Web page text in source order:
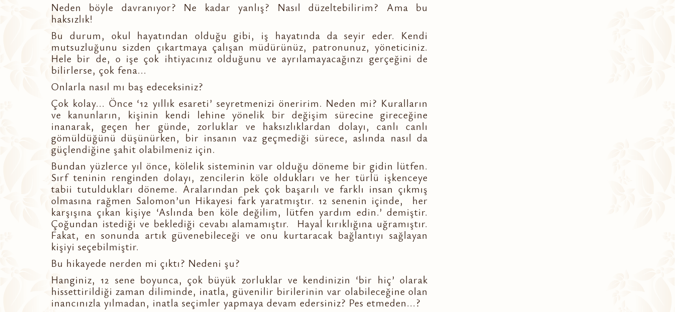
Neden böyle davranıyor? Ne kadar yanlış? Nasıl düzeltebilirim? Ama bu
haksızlık!
Bu durum, okul hayatından olduğu gibi, iş hayatında da seyir eder. Kendi
mutsuzluğunu sizden çıkartmaya çalışan müdürünüz, patronunuz, yöneticiniz.
Hele bir de, o işe çok ihtiyacınız olduğunu ve ayrılamayacağınzı gerçeğini de
bilirlerse, çok fena...
Onlarla nasıl mı baş edeceksiniz?
Çok kolay... Önce ‘12 yıllık esareti’ seyretmenizi öneririm. Neden mi? Kuralların
ve kanunların, kişinin kendi lehine yönelik bir değişim sürecine gireceğine
inanarak, geçen her günde, zorluklar ve haksızlıklardan dolayı, canlı canlı
gömüldüğünü düşünürken, bir insanın vaz geçmediği sürece, aslında nasıl da
güçlendiğine şahit olabilmeniz için.
Bundan yüzlerce yıl önce, kölelik sisteminin var olduğu döneme bir gidin lütfen.
Sırf teninin renginden dolayı, zencilerin köle oldukları ve her türlü işkenceye
tabii tutuldukları döneme. Aralarından pek çok başarılı ve farklı insan çıkmış
olmasına rağmen Salomon’un Hikayesi fark yaratmıştır. 12 senenin içinde, her
karşışına çıkan kişiye ‘Aslında ben köle değilim, lütfen yardım edin.’ demiştir.
Çoğundan istediği ve beklediği cevabı alamamıştır. Hayal kırıklığına uğramıştır.
Fakat, en sonunda artık güvenebileceği ve onu kurtaracak bağlantıyı sağlayan
kişiyi seçebilmiştir.
Bu hikayede nerden mi çıktı? Nedeni şu?
Hanginiz, 12 sene boyunca, çok büyük zorluklar ve kendinizin ‘bir hiç’ olarak
hissettirildiği zaman diliminde, inatla, güvenilir birilerinin var olabileceğine olan
inancınızla yılmadan, inatla seçimler yapmaya devam edersiniz? Pes etmeden...?